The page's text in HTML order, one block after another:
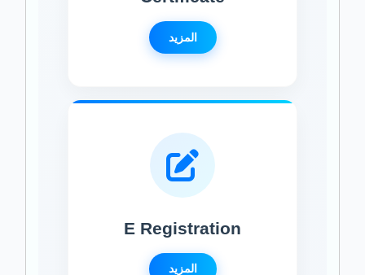
المزيد
E Registration
المزيد